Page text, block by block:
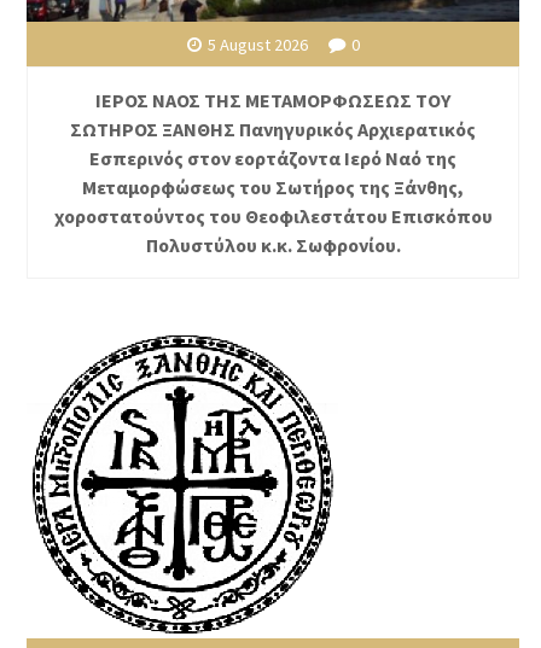
5 August 2026 0
ΙΕΡΟΣ ΝΑΟΣ ΤΗΣ ΜΕΤΑΜΟΡΦΩΣΕΩΣ ΤΟΥ
ΣΩΤΗΡΟΣ ΞΑΝΘΗΣ Πανηγυρικός Αρχιερατικός
Εσπερινός στον εορτάζοντα Ιερό Ναό της
Μεταμορφώσεως του Σωτήρος της Ξάνθης,
χοροστατούντος του Θεοφιλεστάτου Επισκόπου
Πολυστύλου κ.κ. Σωφρονίου.